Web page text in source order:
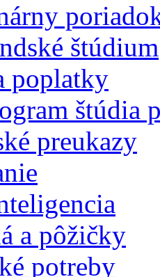
štúdium
poplatky
štúdia
preukazy
a pôžičky
potreby